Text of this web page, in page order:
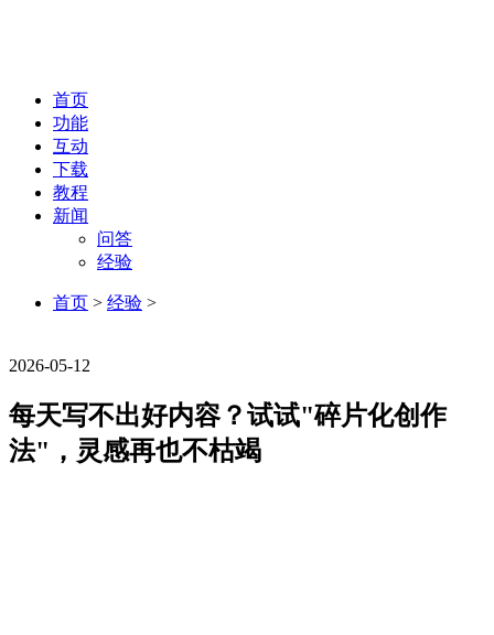
首页
功能
互动
下载
教程
新闻
问答
经验
首页 > 经验 >
2026-05-12
每天写不出好内容？试试"碎片化创作
法"，灵感再也不枯竭